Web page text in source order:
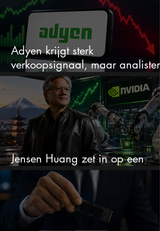
Adyen krijgt sterk
verkoopsignaal, maar analisten
zien juist een koopkans
Jensen Huang zet in op een
aandeel dat bijna niemand kent